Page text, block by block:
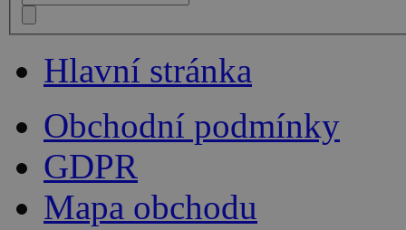
Hlavní stránka
Obchodní podmínky
GDPR
Mapa obchodu